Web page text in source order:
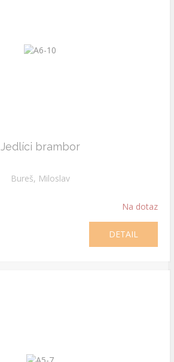
Jedlíci brambor
Bureš, Miloslav
Na dotaz
DETAIL